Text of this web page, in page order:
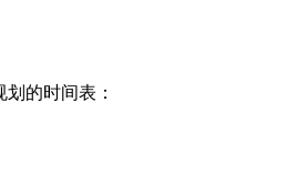
的时间表：